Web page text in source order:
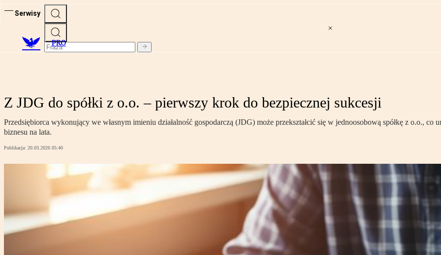
Serwisy
PRO
Z JDG do spółki z o.o. – pierwszy krok do bezpiecznej sukcesji
Przedsiębiorca wykonujący we własnym imieniu działalność gospodarczą (JDG) może przekształcić się w jednoosobową spółkę z o.o.,
biznesu na lata.
Publikacja: 20.03.2026 05:40